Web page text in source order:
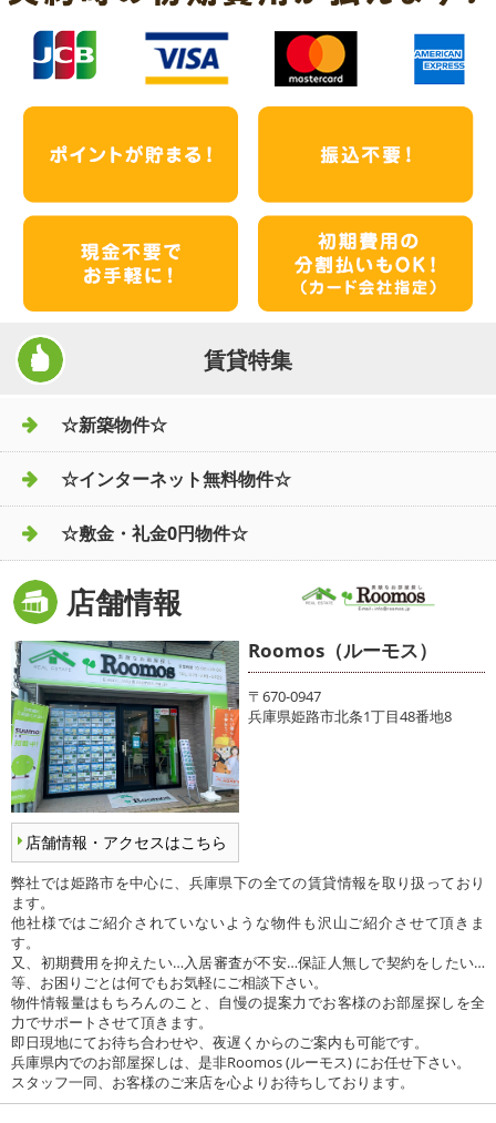
賃貸特集
☆新築物件☆
☆インターネット無料物件☆
☆敷金・礼金0円物件☆
店舗情報
店舗情報・アクセスはこちら
Roomos（ルーモス）
〒670-0947
兵庫県姫路市北条1丁目48番地8
弊社では姫路市を中心に、兵庫県下の全ての賃貸情報を取り扱っており
ます。
他社様ではご紹介されていないような物件も沢山ご紹介させて頂きま
す。
又、初期費用を抑えたい…入居審査が不安…保証人無しで契約をしたい…
等、お困りごとは何でもお気軽にご相談下さい。
物件情報量はもちろんのこと、自慢の提案力でお客様のお部屋探しを全
力でサポートさせて頂きます。
即日現地にてお待ち合わせや、夜遅くからのご案内も可能です。
兵庫県内でのお部屋探しは、是非Roomos (ルーモス) にお任せ下さい。
スタッフ一同、お客様のご来店を心よりお待ちしております。